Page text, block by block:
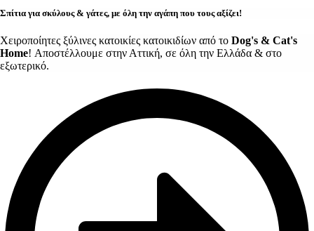
Σπίτια για σκύλους & γάτες, με όλη την αγάπη που τους αξίζει!
Χειροποίητες ξύλινες κατοικίες κατοικιδίων από το Dog's & Cat's
Home! Αποστέλλουμε στην Αττική, σε όλη την Ελλάδα & στο
εξωτερικό.